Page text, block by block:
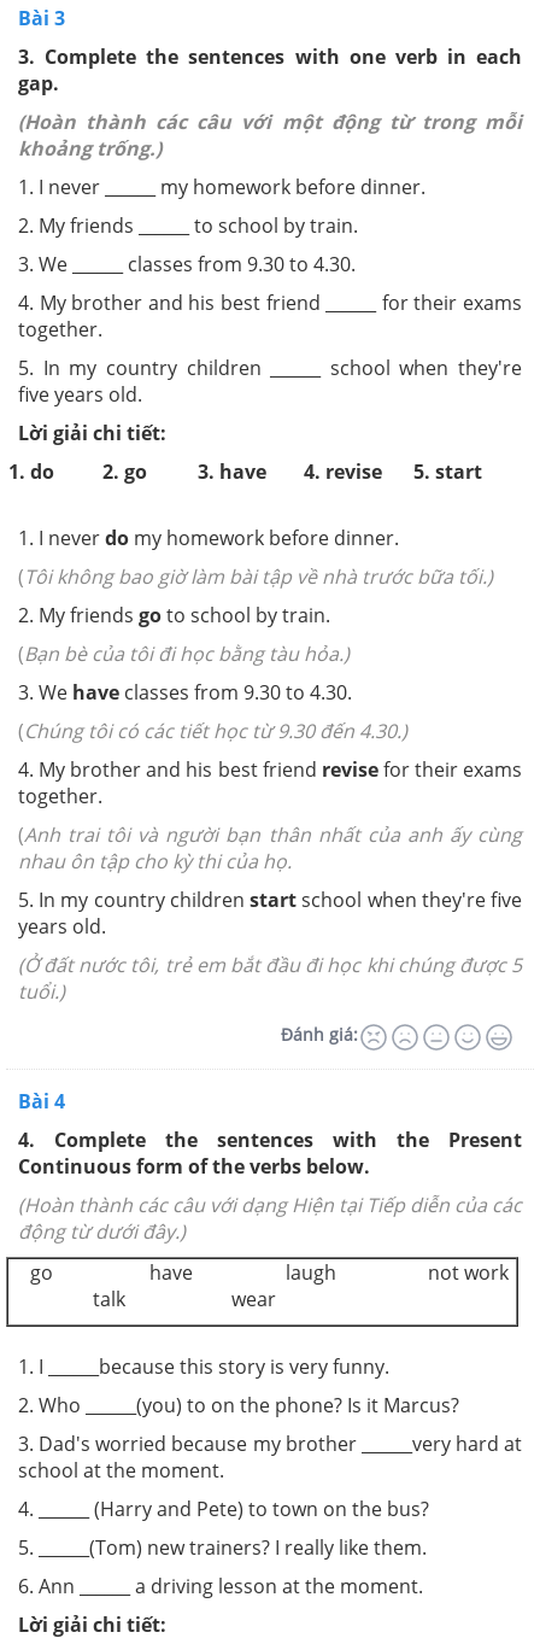
Bài 3
3. Complete the sentences with one verb in each
gap.
(Hoàn thành các câu với một động từ trong mỗi
khoảng trống.)
1. I never ______ my homework before dinner.
2. My friends ______ to school by train.
3. We ______ classes from 9.30 to 4.30.
4. My brother and his best friend ______ for their exams
together.
5. In my country children ______ school when they're
five years old.
Lời giải chi tiết:
1. do
2. go 3. have 4. revise 5. start
1. I neverdo my homework before dinner.
(Tôi không bao giờ làm bài tập về nhà trước bữa tối.)
2. My friends goto school by train.
(Bạn bè của tôi đi học bằng tàu hỏa.)
3. We have classes from 9.30 to 4.30.
(Chúng tôi có các tiết học từ 9.30 đến 4.30.)
4. My brother and his best friend revisefor their exams
together.
(Anh trai tôi và người bạn thân nhất của anh ấy cùng
nhau ôn tập cho kỳ thi của họ.
5. In my country childrenstartschool when they're five
years old.
(Ở đất nước tôi, trẻ em bắt đầu đi học khi chúng được 5
tuổi.)
Đánh giá:
Bài 4
4.
Complete the sentences with the Present
Continuous form of the verbs below.
(Hoàn thành các câu với dạng Hiện tại Tiếp diễn của các
động từ dưới đây.)
go have laugh not work
talk wear
1. I ______because this story is very funny.
2. Who ______(you) to on the phone? Is it Marcus?
3. Dad's worried because my brother ______very hard at
school at the moment.
4. ______ (Harry and Pete) to town on the bus?
5. ______(Tom) new trainers? I really like them.
6. Ann ______ a driving lesson at the moment.
Lời giải chi tiết: